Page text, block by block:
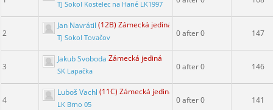
TJ Sokol Kostelec na Hané LK1997
2
Jan Navrátil (12B) Zámecká jediná
TJ Sokol Tovačov 0 after 0 147
3
Jakub Svoboda Zámecká jediná
SK Lapačka 0 after 0 146
4
Luboš Vachl (11C) Zámecká jediná
LK Brno 05 0 after 0 141